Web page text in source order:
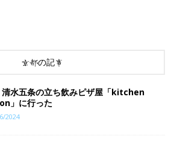
京都の記事
清水五条の立ち飲みピザ屋「kitchen
」に行った
2024